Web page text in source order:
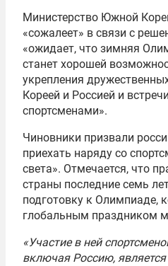
Министерство Южной
«сожалеет» в связи с
«ожидает, что зимняя
станет хорошей
укрепления
Кореей и Россией и
спортсменами».
Чиновники призвали
приехать наряду со
света». Отмечается, что
страны последние семь
подготовку к Олимпиаде,
глобальным праздником
«Участие в ней
включая Россию,